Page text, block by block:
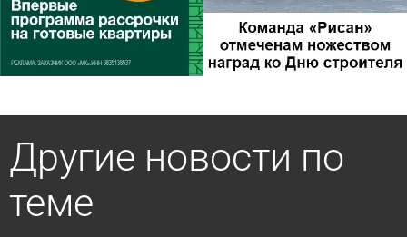
Другие новости по
теме